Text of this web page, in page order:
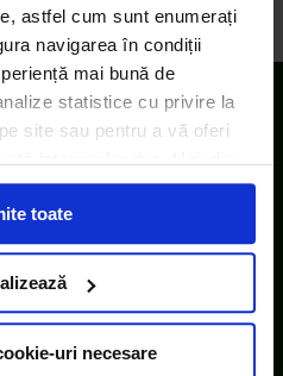
astfel cum sunt enumerați
navigarea în condiții
mai bună de
statistice cu privire la
site sau pentru a vă oferi
plasați de către ECOTIC
cookie-uri dintr-un domeniu
pe care îl vizitați (cookie-
Detalii și Despre informații
acestea.
toate
uri necesare